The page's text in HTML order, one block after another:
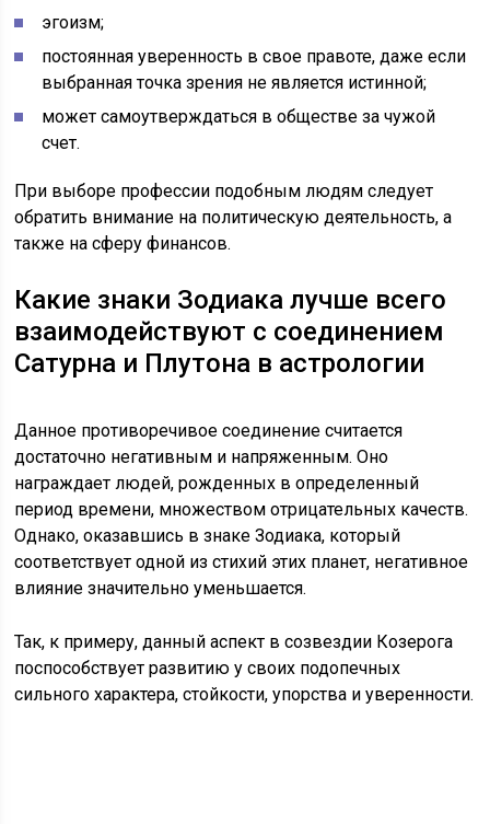
эгоизм;
постоянная уверенность в свое правоте, даже если
выбранная точка зрения не является истинной;
может самоутверждаться в обществе за чужой
счет.
При выборе профессии подобным людям следует
обратить внимание на политическую деятельность, а
также на сферу финансов.
Какие знаки Зодиака лучше всего
взаимодействуют с соединением
Сатурна и Плутона в астрологии
Данное противоречивое соединение считается
достаточно негативным и напряженным. Оно
награждает людей, рожденных в определенный
период времени, множеством отрицательных качеств.
Однако, оказавшись в знаке Зодиака, который
соответствует одной из стихий этих планет, негативное
влияние значительно уменьшается.
Так, к примеру, данный аспект в созвездии Козерога
поспособствует развитию у своих подопечных
сильного характера, стойкости, упорства и уверенности.